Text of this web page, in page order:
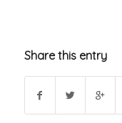
Share this entry